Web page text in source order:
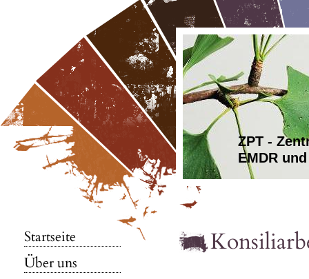
ZPT -
EMDR
Startseite
Über uns